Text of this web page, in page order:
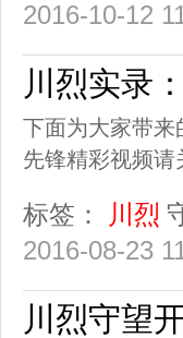
2016-10-12
川烈实录
下面为大家带来
先锋精彩视频请
标签： 川烈
2016-08-23
川烈守望